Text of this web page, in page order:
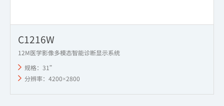
C1216W
12M医学影像多模态智能诊断显示系统
规格：31”
分辨率：4200×2800